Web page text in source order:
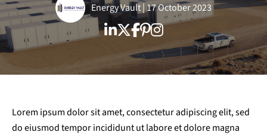
Energy Vault | 17 October 2023
Lorem ipsum dolor sit amet, consectetur adipiscing elit, sed
do eiusmod tempor incididunt ut labore et dolore magna